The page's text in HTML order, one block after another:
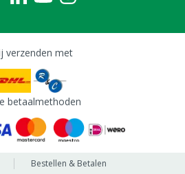
verzenden met
betaalmethoden
Bestellen & Betalen